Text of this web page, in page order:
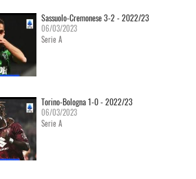
Sassuolo-Cremonese 3-2 - 2022/23
06/03/2023
Serie A
Torino-Bologna 1-0 - 2022/23
06/03/2023
Serie A